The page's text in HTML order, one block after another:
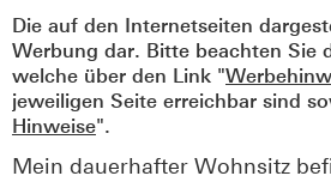
Die auf den Internetseiten
Werbung dar. Bitte beachten Sie
welche über den Link "
jeweiligen Seite erreichbar sind
Hinweise".
Mein dauerhafter Wohnsitz